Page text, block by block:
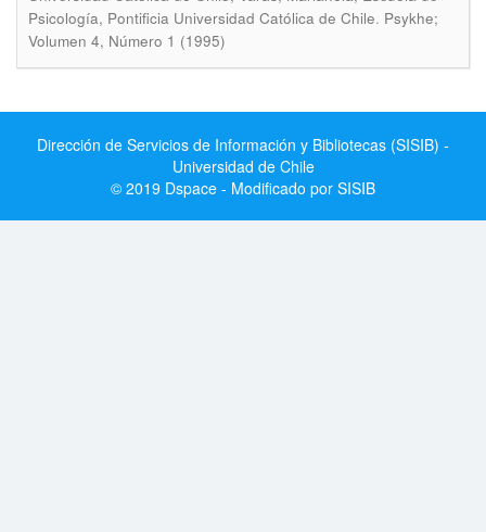
Psicología, Pontificia Universidad Católica de Chile. Psykhe;
Volumen 4, Número 1 (1995)
Dirección de Servicios de Información y Bibliotecas (SISIB) -
Universidad de Chile
© 2019 Dspace - Modificado por SISIB